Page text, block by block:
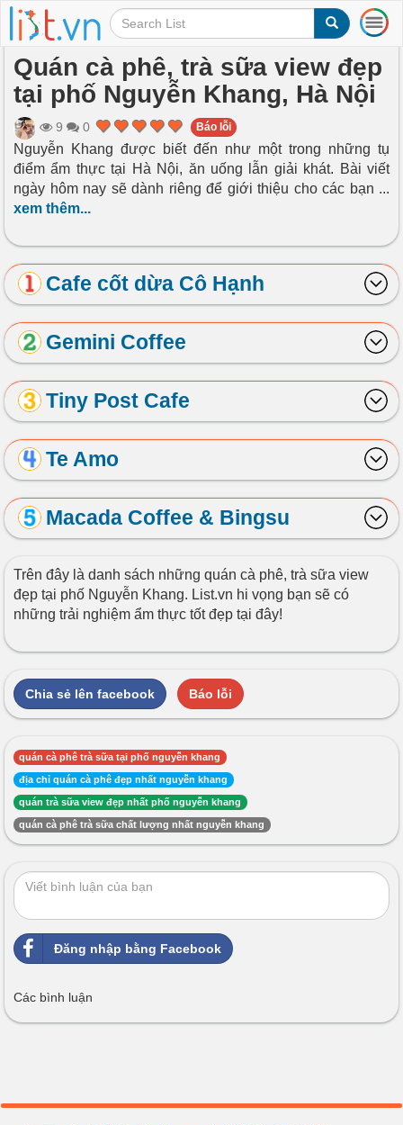
T
o
g
l
e
v
i
g
i
o
n
Quán cà phê, trà sữa view đẹp
tại phố Nguyễn Khang, Hà Nội
9 0 Báo lỗi
Nguyễn Khang được biết đến như một trong những tụ
điểm ẩm thực tại Hà Nội, ăn uống lẫn giải khát. Bài viết
ngày hôm nay sẽ dành riêng để giới thiệu cho các bạn ...
xem thêm...
Cafe cốt dừa Cô Hạnh
Gemini Coffee
Tiny Post Cafe
Te Amo
Macada Coffee & Bingsu
Trên đây là danh sách những quán cà phê, trà sữa view
đẹp tại phố Nguyễn Khang. List.vn hi vọng bạn sẽ có
những trải nghiệm ẩm thực tốt đẹp tại đây!
Chia sẻ lên facebook Báo lỗi
quán cà phê trà sữa tại phố nguyễn khang
địa chỉ quán cà phê đẹp nhất nguyễn khang
quán trà sữa view đẹp nhất phố nguyễn khang
quán cà phê trà sữa chất lượng nhất nguyễn khang
Đăng nhập bằng Facebook
Các bình luận